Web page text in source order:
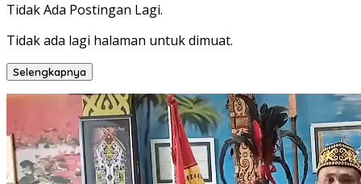
Tidak Ada Postingan Lagi.
Tidak ada lagi halaman untuk dimuat.
Selengkapnya